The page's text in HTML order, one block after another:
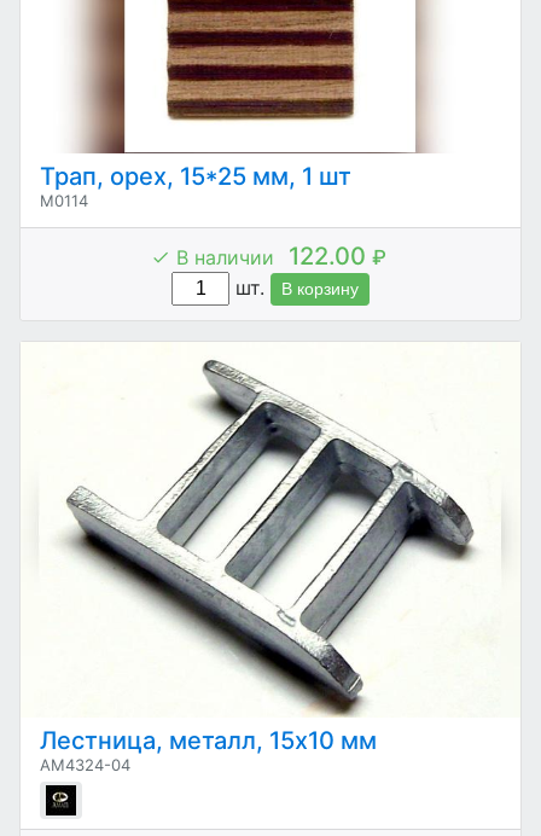
Трап, орех, 15*25 мм, 1 шт
M0114
В наличии 122.00 ₽
шт.
В корзину
Лестница, металл, 15х10 мм
AM4324-04